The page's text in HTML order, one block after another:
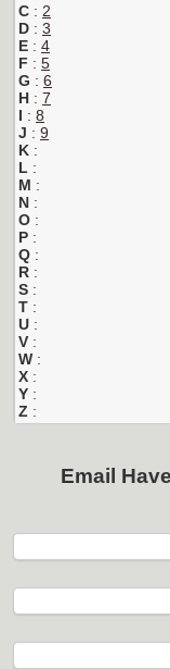
C : 2
D : 3
E : 4
F : 5
G : 6
H : 7
I : 8
J : 9
K :
L :
M :
N :
O :
P :
Q :
R :
S :
T :
U :
V :
W :
X :
Y :
Z :
Email